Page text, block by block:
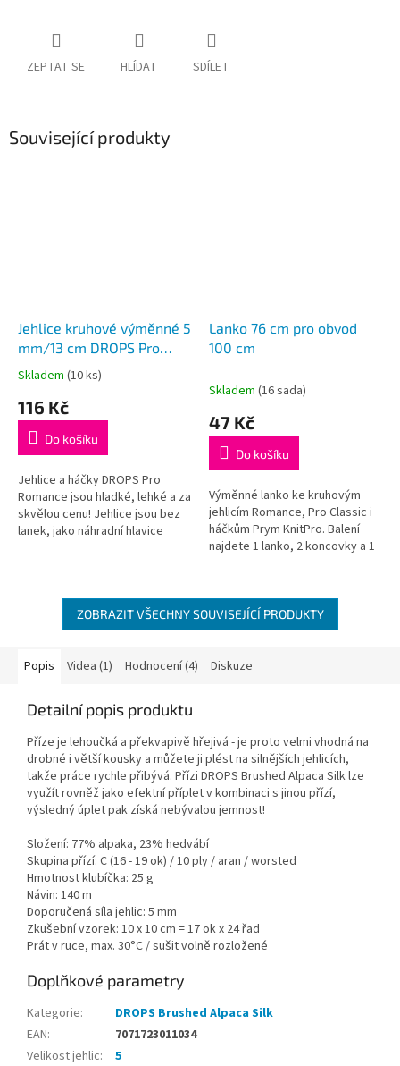
ZEPTAT SE HLÍDAT SDÍLET
Související produkty
Jehlice kruhové výměnné 5
mm/13 cm DROPS Pro
Romance (Birch)
Průměrné
produktu
5,0
5
hvězdiček.
Skladem (10 ks)
116 Kč
Do košíku
Jehlice a háčky DROPS Pro
Romance jsou hladké, lehké a za
skvělou cenu! Jehlice jsou bez
lanek, jako náhradní hlavice
Lanko 76 cm pro obvod
100 cm
Skladem (16 sada)
47 Kč
Do košíku
Výměnné lanko ke kruhovým
jehlicím Romance, Pro Classic i
háčkům Prym KnitPro. Balení
najdete 1 lanko, 2 koncovky a 1
ZOBRAZIT VŠECHNY SOUVISEJÍCÍ PRODUKTY
Popis Videa (1) Hodnocení (4) Diskuze
Detailní popis produktu
Příze je lehoučká a překvapivě hřejivá - je proto velmi vhodná na
drobné i větší kousky a můžete ji plést na silnějších jehlicích,
takže práce rychle přibývá. Přízi DROPS Brushed Alpaca Silk lze
využít rovněž jako efektní příplet v kombinaci s jinou přízí,
výsledný úplet pak získá nebývalou jemnost!
Složení: 77% alpaka, 23% hedvábí
Skupina přízí: C (16 - 19 ok) / 10 ply / aran / worsted
Hmotnost klubíčka: 25 g
Návin: 140 m
Doporučená síla jehlic: 5 mm
Zkušební vzorek: 10 x 10 cm = 17 ok x 24 řad
Prát v ruce, max. 30°C / sušit volně rozložené
Doplňkové parametry
Kategorie:
DROPS Brushed Alpaca Silk
EAN:
7071723011034
Velikost jehlic:
5